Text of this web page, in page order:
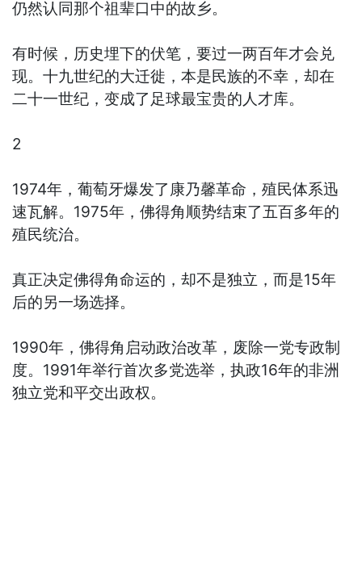
仍然认同那个祖辈口中的故乡。
有时候，历史埋下的伏笔，要过一两百年才会兑
现。十九世纪的大迁徙，本是民族的不幸，却在
二十一世纪，变成了足球最宝贵的人才库。
2
1974年，葡萄牙爆发了康乃馨革命，殖民体系迅
速瓦解。1975年，佛得角顺势结束了五百多年的
殖民统治。
真正决定佛得角命运的，却不是独立，而是15年
后的另一场选择。
1990年，佛得角启动政治改革，废除一党专政制
度。1991年举行首次多党选举，执政16年的非洲
独立党和平交出政权。